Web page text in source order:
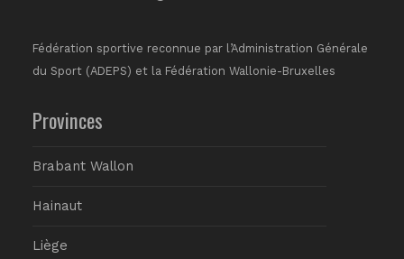
Fédération sportive reconnue par l’Administration Générale
du Sport (ADEPS) et la Fédération Wallonie-Bruxelles
Provinces
Brabant Wallon
Hainaut
Liège